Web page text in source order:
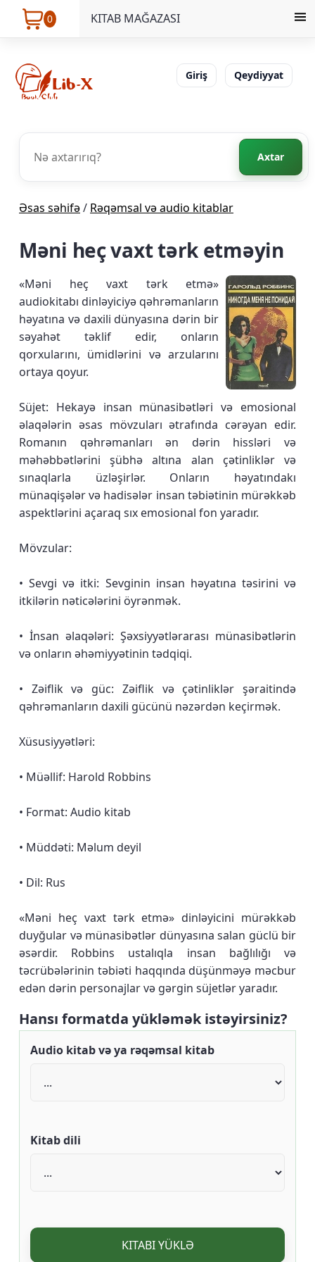
0 KITAB MAĞAZASI
Giriş Qeydiyyat
Axtar
Əsas səhifə/ Rəqəmsal və audio kitablar
Məni heç vaxt tərk etməyin
«Məni heç vaxt tərk etmə»
audiokitabı dinləyiciyə qəhrəmanların
həyatına və daxili dünyasına dərin bir
səyahət təklif edir, onların
qorxularını, ümidlərini və arzularını
ortaya qoyur.
Süjet: Hekayə insan münasibətləri və emosional
əlaqələrin əsas mövzuları ətrafında cərəyan edir.
Romanın qəhrəmanları ən dərin hissləri və
məhəbbətlərini şübhə altına alan çətinliklər və
sınaqlarla üzləşirlər. Onların həyatındakı
münaqişələr və hadisələr insan təbiətinin mürəkkəb
aspektlərini açaraq sıx emosional fon yaradır.
Mövzular:
• Sevgi və itki: Sevginin insan həyatına təsirini və
itkilərin nəticələrini öyrənmək.
• İnsan əlaqələri: Şəxsiyyətlərarası münasibətlərin
və onların əhəmiyyətinin tədqiqi.
• Zəiflik və güc: Zəiflik və çətinliklər şəraitində
qəhrəmanların daxili gücünü nəzərdən keçirmək.
Xüsusiyyətləri:
• Müəllif: Harold Robbins
• Format: Audio kitab
• Müddəti: Məlum deyil
• Dil: Rus
«Məni heç vaxt tərk etmə» dinləyicini mürəkkəb
duyğular və münasibətlər dünyasına salan güclü bir
əsərdir. Robbins ustalıqla insan bağlılığı və
təcrübələrinin təbiəti haqqında düşünməyə məcbur
edən dərin personajlar və gərgin süjetlər yaradır.
Hansı formatda yükləmək istəyirsiniz?
Audio kitab və ya rəqəmsal kitab
Kitab dili
KITABI YÜKLƏ